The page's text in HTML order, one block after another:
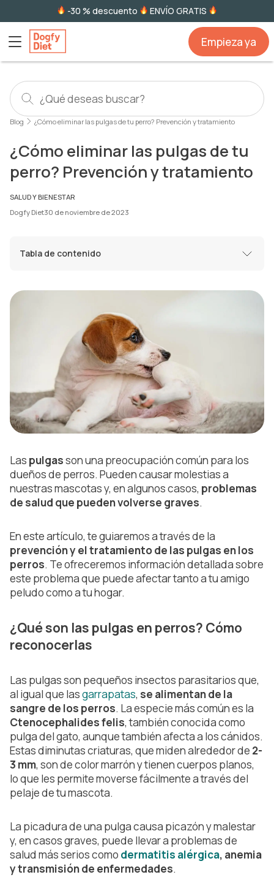
-30 % descuento ENVÍO GRATIS
Empieza ya
Blog ¿Cómo eliminar las pulgas de tu perro? Prevención y tratamiento
¿Cómo eliminar las pulgas de tu
perro? Prevención y tratamiento
SALUD Y BIENESTAR
Dogfy Diet30 de noviembre de 2023
Tabla de contenido
Las pulgasson una preocupación común para los
dueños de perros. Pueden causar molestias a
nuestras mascotas y, en algunos casos, problemas
de salud que pueden volverse graves.
En este artículo, te guiaremos a través de la
prevención y el tratamiento de las pulgas en los
perros. Te ofreceremos información detallada sobre
este problema que puede afectar tanto a tu amigo
peludo como a tu hogar.
¿Qué son las pulgas en perros? Cómo
reconocerlas
Las pulgas son pequeños insectos parasitarios que,
al igual que lasgarrapatas, se alimentan de la
sangre de los perros. La especie más común es la
Ctenocephalides felis, también conocida como
pulga del gato, aunque también afecta a los cánidos.
Estas diminutas criaturas, que miden alrededor de 2-
3 mm, son de color marrón y tienen cuerpos planos,
lo que les permite moverse fácilmente a través del
pelaje de tu mascota.
La picadura de una pulga causa picazón y malestar
y, en casos graves, puede llevar a problemas de
salud más serios como dermatitis alérgica, anemia
y transmisión de enfermedades.